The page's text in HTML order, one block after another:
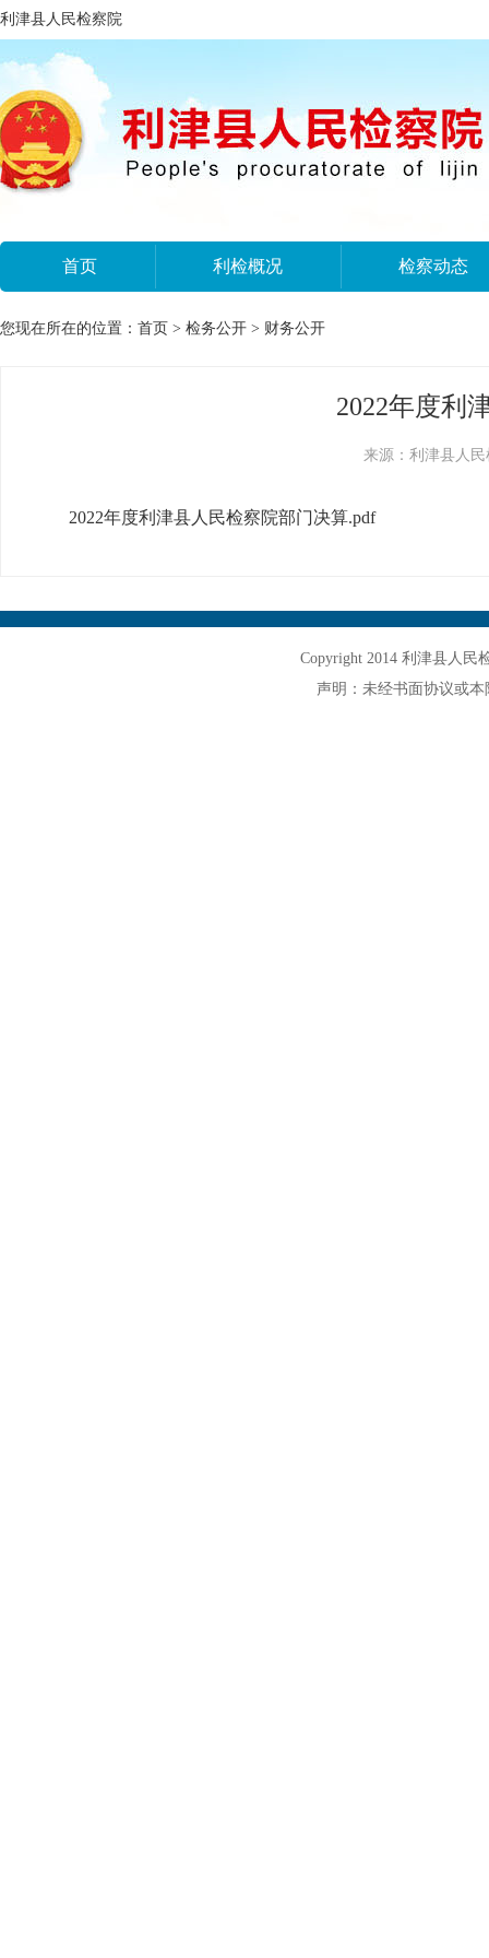
利津县人民检察院
首页 利检概况 检察动态
您现在所在的位置： 首页 > 检务公开 > 财务公开
2022年度利
来源：利津县人
2022年度利津县人民检察院部门决算.pdf
Copyright 2014 利津县人民
声明：未经书面协议或